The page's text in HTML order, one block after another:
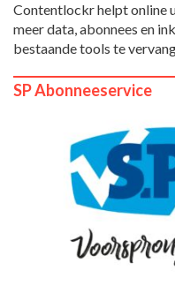
Contentlockr helpt online
meer data, abonnees en
bestaande tools te
SP Abonneeservice